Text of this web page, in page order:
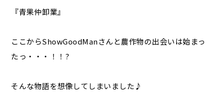
『青果仲卸業』
ここからShowGoodManさんと農作物の出会いは始まっ
たっ・・・！！?
そんな物語を想像してしまいました♪